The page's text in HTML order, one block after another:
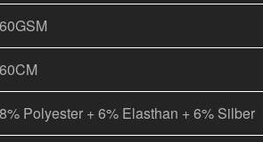
Polyester + 6% Elasthan + 6% Silber